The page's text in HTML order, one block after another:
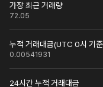
가장 최근 거래량
72.05
누적 거래대금(UTC 0시 기
0.00541931
24시간 누적 거래대금